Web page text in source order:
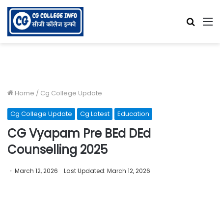
Home / Cg College Update
Cg College Update Cg Latest Education
CG Vyapam Pre BEd DEd
Counselling 2025
March 12, 2026 Last Updated: March 12, 2026